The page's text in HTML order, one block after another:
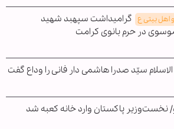
اهل بیتی ع گرامیداشت سپهبد شهید
در حرم بانوی کرامت
سیّد صدرا هاشمی دار فانی را وداع گفت
نخست‌وزیر پاکستان وارد خانه کعبه شد